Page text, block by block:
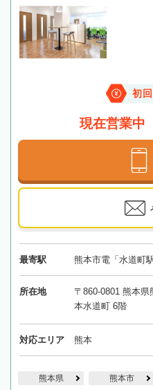
初
現在営業中
最寄駅 熊本市電「水道町
所在地
〒860-0801 熊本
本水道町 6階
対応エリア 熊本
熊本県 熊本市